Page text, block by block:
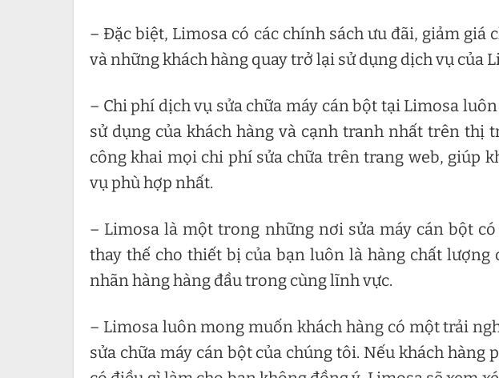
– Đặc biệt, Limosa có các chính sách ưu đãi, giảm giá
và những khách hàng quay trở lại sử dụng dịch vụ của
– Chi phí dịch vụ sửa chữa máy cán bột tại Limosa
sử dụng của khách hàng và cạnh tranh nhất trên thị
công khai mọi chi phí sửa chữa trên trang web, giúp
vụ phù hợp nhất.
– Limosa là một trong những nơi sửa máy cán bột
thay thế cho thiết bị của bạn luôn là hàng chất lượng
nhãn hàng hàng đầu trong cùng lĩnh vực.
– Limosa luôn mong muốn khách hàng có một trải
sửa chữa máy cán bột của chúng tôi. Nếu khách